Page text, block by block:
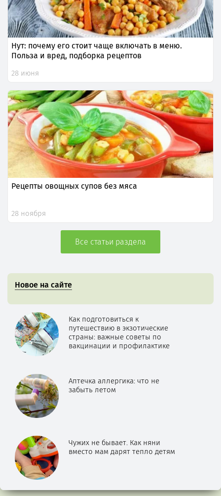
Нут: почему его стоит чаще включать в меню.
Польза и вред, подборка рецептов
28 июня
Рецепты овощных супов без мяса
28 ноября
Все статьи раздела
Новое на сайте
Как подготовиться к
путешествию в экзотические
страны: важные советы по
вакцинации и профилактике
Аптечка аллергика: что не
забыть летом
Чужих не бывает. Как няни
вместо мам дарят тепло детям